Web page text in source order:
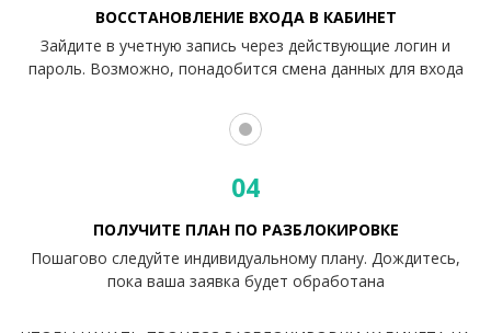
ВОССТАНОВЛЕНИЕ ВХОДА В КАБИНЕТ
Зайдите в учетную запись через действующие логин и
пароль. Возможно, понадобится смена данных для входа
04
ПОЛУЧИТЕ ПЛАН ПО РАЗБЛОКИРОВКЕ
Пошагово следуйте индивидуальному плану. Дождитесь,
пока ваша заявка будет обработана